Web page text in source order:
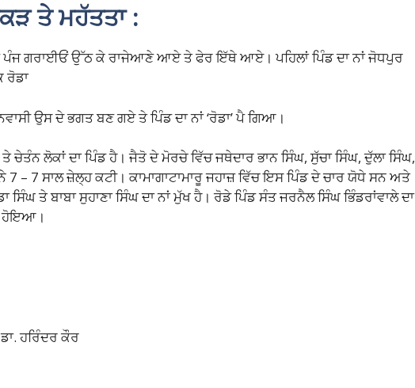
ਤੇ ਮਹੱਤਤਾ :
ਜੋ ਪੰਜ ਗਰਾਈਓਂ ਉੱਠ ਕੇ ਰਾਜੇਆਣੇ ਆਏ ਤੇ ਫੇਰ ਇੱਥੇ ਆਏ। ਪਹਿਲਾਂ ਪਿੰਡ ਦਾ ਨਾਂ ਜੋਧਪੁਰ
ਰੋਡਾ
ਉਸ ਦੇ ਭਗਤ ਬਣ ਗਏ ਤੇ ਪਿੰਡ ਦਾ ਨਾਂ ‘ਰੋਡਾ’ ਪੈ ਗਿਆ।
ਚੇਤੰਨ ਲੋਕਾਂ ਦਾ ਪਿੰਡ ਹੈ। ਜੈਤੋ ਦੇ ਮੋਰਚੇ ਵਿੱਚ ਜਥੇਦਾਰ ਭਾਨ ਸਿੰਘ, ਸੁੱਚਾ ਸਿੰਘ, ਦੁੱਲਾ ਸਿੰਘ,
– 7 ਸਾਲ ਜ਼ੇਲ੍ਹ ਕਟੀ। ਕਾਮਾਗਾਟਾਮਾਰੂ ਜਹਾਜ਼ ਵਿੱਚ ਇਸ ਪਿੰਡ ਦੇ ਚਾਰ ਯੋਧੇ ਸਨ ਅਤੇ
ਸਿੰਘ ਤੇ ਬਾਬਾ ਸੁਹਾਣਾ ਸਿੰਘ ਦਾ ਨਾਂ ਮੁੱਖ ਹੈ। ਰੋਡੇ ਪਿੰਡ ਸੰਤ ਜਰਨੈਲ ਸਿੰਘ ਭਿੰਡਰਾਂਵਾਲੇ ਦਾ
ਹੋਇਆ।
ਹਰਿੰਦਰ ਕੌਰ